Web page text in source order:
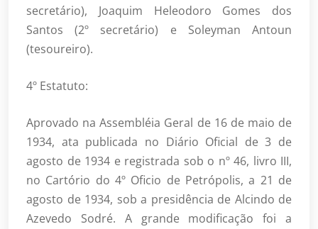
secretário), Joaquim Heleodoro Gomes dos
Santos (2º secretário) e Soleyman Antoun
(tesoureiro).
4º Estatuto:
Aprovado na Assembléia Geral de 16 de maio de
1934, ata publicada no Diário Oficial de 3 de
agosto de 1934 e registrada sob o nº 46, livro III,
no Cartório do 4º Oficio de Petrópolis, a 21 de
agosto de 1934, sob a presidência de Alcindo de
Azevedo Sodré. A grande modificação foi a